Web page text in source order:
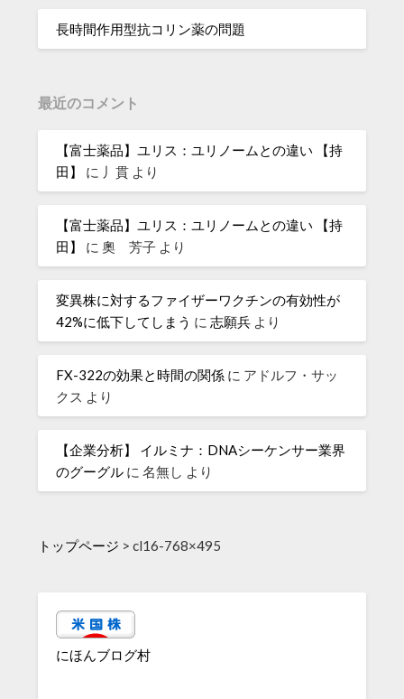
長時間作用型抗コリン薬の問題
最近のコメント
【富士薬品】ユリス：ユリノームとの違い 【持
田】
に 丿貫 より
【富士薬品】ユリス：ユリノームとの違い 【持
田】
に奧 芳子 より
変異株に対するファイザーワクチンの有効性が
42%に低下してしまう に志願兵 より
FX-322の効果と時間の関係 に アドルフ・サッ
クス より
【企業分析】 イルミナ：DNAシーケンサー業界
のグーグル に名無し より
トップページ >cl16-768×495
にほんブログ村